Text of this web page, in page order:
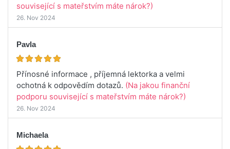
související s mateřstvím máte nárok?)
26. Nov 2024
Pavla
Přínosné informace , příjemná lektorka a velmi
ochotná k odpovědím dotazů. (Na jakou finanční
podporu související s mateřstvím máte nárok?)
26. Nov 2024
Michaela